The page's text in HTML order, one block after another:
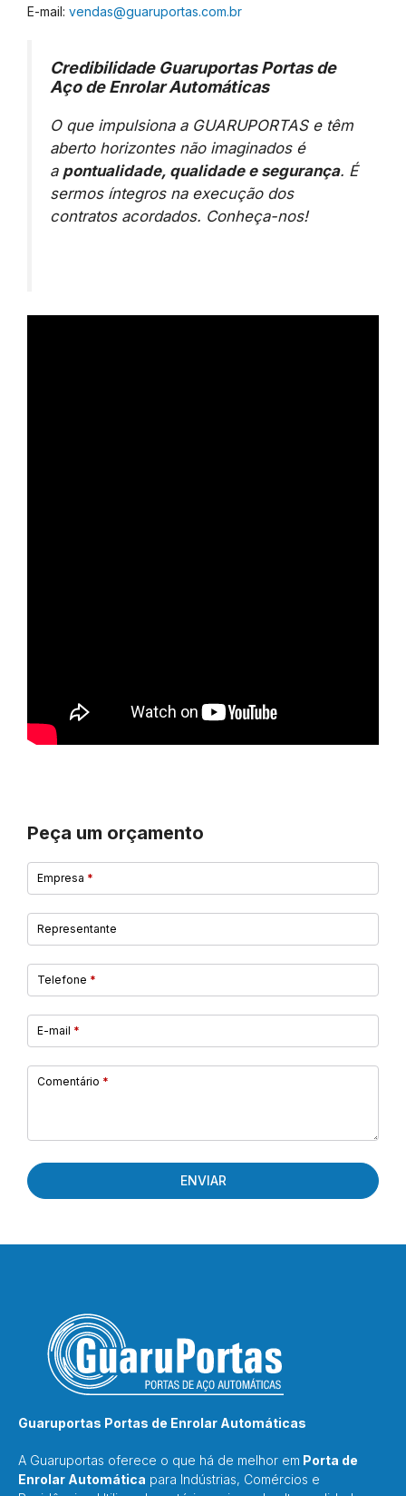
E-mail: vendas@guaruportas.com.br
Credibilidade Guaruportas Portas de
Aço de Enrolar Automáticas
O que impulsiona a GUARUPORTAS e têm
aberto horizontes não imaginados é
a pontualidade, qualidade e segurança. É
sermos íntegros na execução dos
contratos acordados. Conheça-nos!
Peça um orçamento
Empresa *
Representante
Telefone *
E-mail *
Comentário *
ENVIAR
Guaruportas Portas de Enrolar Automáticas
A Guaruportas oferece o que há de melhor em Porta de
Enrolar Automática para Indústrias, Comércios e